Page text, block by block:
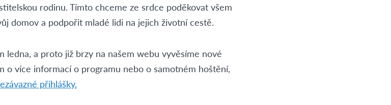
rodinu. Tímto chceme ze srdce poděkovat všem
domov a podpořit mladé lidi na jejich životní cestě.
ledna, a proto již brzy na našem webu vyvěsíme nové
o více informací o programu nebo o samotném hoštění,
přihlášky.